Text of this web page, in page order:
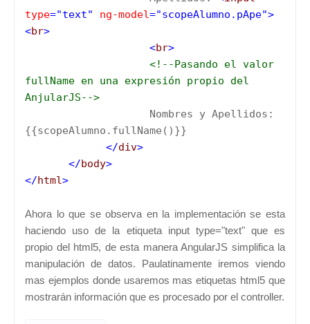
type="text" ng-model="scopeAlumno.pApe">
<br>
<br>
<!--Pasando el valor
fullName en una expresión propio del
AnjularJS-->
Nombres y Apellidos:
{{scopeAlumno.fullName()}}
</div>
</body>
</html>
Ahora lo que se observa en la implementación se esta
haciendo uso de la etiqueta input type="text" que es
propio del html5, de esta manera AngularJS simplifica la
manipulación de datos. Paulatinamente iremos viendo
mas ejemplos donde usaremos mas etiquetas html5 que
mostrarán información que es procesado por el controller.